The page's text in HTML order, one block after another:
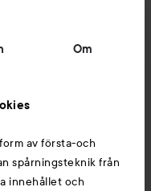
Om
av första-och
spårningsteknik från
innehållet och